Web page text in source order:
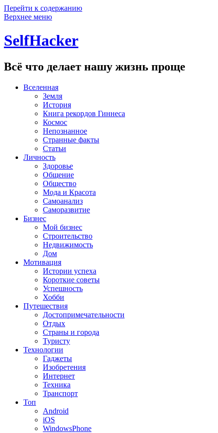
Перейти к содержанию
Верхнее меню
SelfHacker
Всё что делает нашу жизнь проще
Вселенная
Земля
История
Книга рекордов Гиннеса
Космос
Непознанное
Странные факты
Статьи
Личность
Здоровье
Общение
Общество
Мода и Красота
Самоанализ
Саморазвитие
Бизнес
Мой бизнес
Строительство
Недвижимость
Дом
Мотивация
Истории успеха
Короткие советы
Успешность
Хобби
Путешествия
Достопримечательности
Отдых
Страны и города
Туристу
Технологии
Гаджеты
Изобретения
Интернет
Техника
Транспорт
Топ
Android
iOS
WindowsPhone